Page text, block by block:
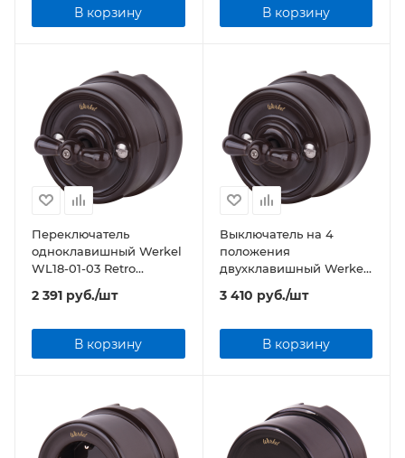
В корзину В корзину
Переключатель
одноклавишный Werkel
WL18-01-03 Retro
коричневый
2 391 руб./шт
В корзину
Выключатель на 4
положения
двухклавишный Werkel
WL18-01-05 Retro
коричневый
3 410 руб./шт
В корзину